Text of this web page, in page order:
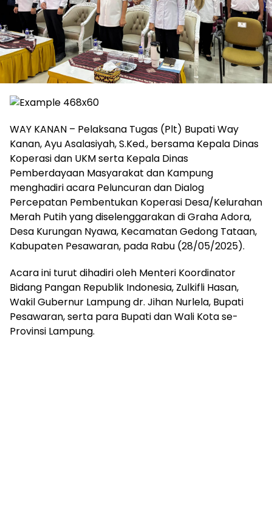
WAY KANAN – Pelaksana Tugas (Plt) Bupati Way
Kanan, Ayu Asalasiyah, S.Ked., bersama Kepala Dinas
Koperasi dan UKM serta Kepala Dinas
Pemberdayaan Masyarakat dan Kampung
menghadiri acara Peluncuran dan Dialog
Percepatan Pembentukan Koperasi Desa/Kelurahan
Merah Putih yang diselenggarakan di Graha Adora,
Desa Kurungan Nyawa, Kecamatan Gedong Tataan,
Kabupaten Pesawaran, pada Rabu (28/05/2025).
Acara ini turut dihadiri oleh Menteri Koordinator
Bidang Pangan Republik Indonesia, Zulkifli Hasan,
Wakil Gubernur Lampung dr. Jihan Nurlela, Bupati
Pesawaran, serta para Bupati dan Wali Kota se-
Provinsi Lampung.